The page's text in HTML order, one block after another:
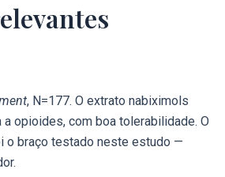
, N=177. O extrato nabiximols
opioides, com boa tolerabilidade. O
o braço testado neste estudo —